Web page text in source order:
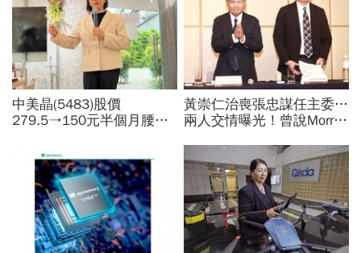
中美晶(5483)股價
279.5→150元半個月腰
績、罕見抱屈自家股票：真
的被低估了
黃崇仁治喪張忠謀任主委…
兩人交情曝光！曾說Morris
我！遺屬發聲「明年定要配
股」